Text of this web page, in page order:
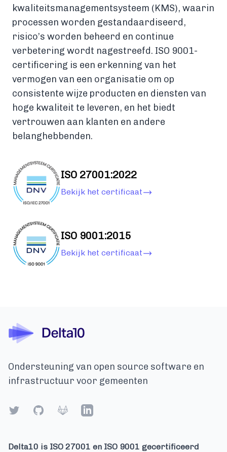
kwaliteitsmanagementsysteem (KMS), waarin
processen worden gestandaardiseerd,
risico’s worden beheerd en continue
verbetering wordt nagestreefd. ISO 9001-
certificering is een erkenning van het
vermogen van een organisatie om op
consistente wijze producten en diensten van
hoge kwaliteit te leveren, en het biedt
vertrouwen aan klanten en andere
belanghebbenden.
ISO 27001:2022
Bekijk het certificaat
ISO 9001:2015
Bekijk het certificaat
Ondersteuning van open source software en
infrastructuur voor gemeenten
TwitterGitHubGitlab LinkedIn
Delta10 is ISO 27001 en ISO 9001 gecertificeerd